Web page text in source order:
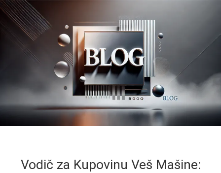
Vodič za Kupovinu Veš Mašine: